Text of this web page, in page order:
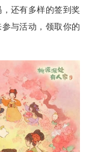
还有多样的签到奖
与活动，领取你的